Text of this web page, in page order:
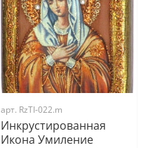
арт. RzTI-022.m
Инкрустированная
Икона Умиление